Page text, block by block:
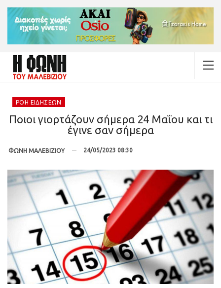
ΡΟΉ ΕΙΔΉΣΕΩΝ
Ποιοι γιορτάζουν σήμερα 24 Μαΐου και τι
έγινε σαν σήμερα
ΦΩΝΗ ΜΑΛΕΒΙΖΙΟΥ 24/05/2023 08:30